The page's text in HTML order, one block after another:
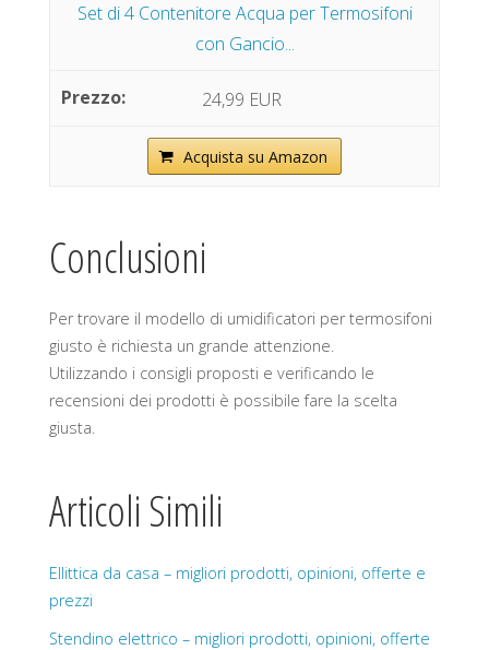
Set di 4 Contenitore Acqua per Termosifoni
con Gancio...
24,99 EUR
Acquista su Amazon
Conclusioni
Per trovare il modello di umidificatori per termosifoni
giusto è richiesta un grande attenzione.
Utilizzando i consigli proposti e verificando le
recensioni dei prodotti è possibile fare la scelta
giusta.
Articoli Simili
Ellittica da casa – migliori prodotti, opinioni, offerte e
prezzi
Stendino elettrico – migliori prodotti, opinioni, offerte